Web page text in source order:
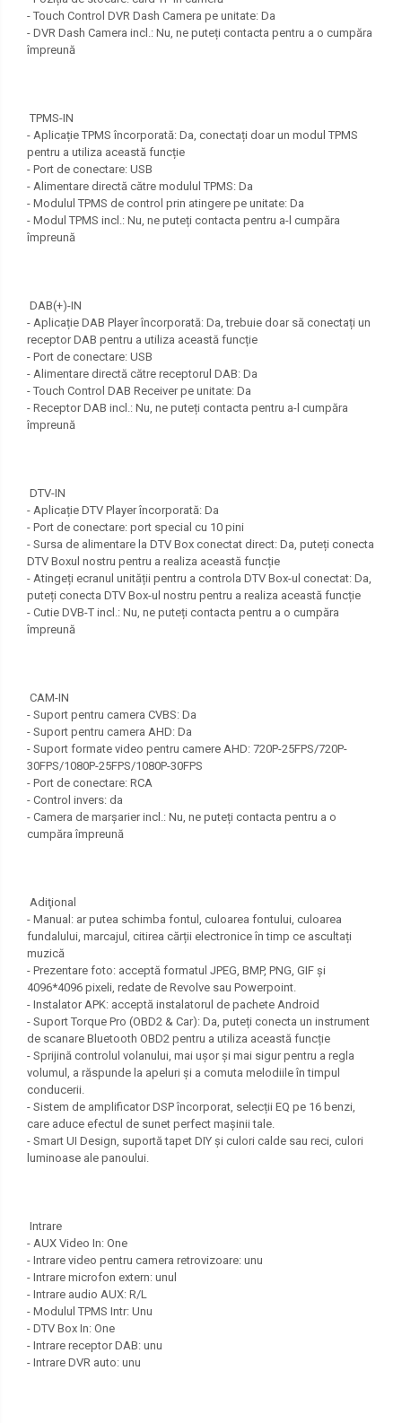
- Touch Control DVR Dash Camera pe unitate: Da
- DVR Dash Camera incl.: Nu, ne puteți contacta pentru a o cumpăra
împreună
TPMS-IN
- Aplicație TPMS încorporată: Da, conectați doar un modul TPMS
pentru a utiliza această funcție
- Port de conectare: USB
- Alimentare directă către modulul TPMS: Da
- Modulul TPMS de control prin atingere pe unitate: Da
- Modul TPMS incl.: Nu, ne puteți contacta pentru a-l cumpăra
împreună
DAB(+)-IN
- Aplicație DAB Player încorporată: Da, trebuie doar să conectați un
receptor DAB pentru a utiliza această funcție
- Port de conectare: USB
- Alimentare directă către receptorul DAB: Da
- Touch Control DAB Receiver pe unitate: Da
- Receptor DAB incl.: Nu, ne puteți contacta pentru a-l cumpăra
împreună
DTV-IN
- Aplicație DTV Player încorporată: Da
- Port de conectare: port special cu 10 pini
- Sursa de alimentare la DTV Box conectat direct: Da, puteți conecta
DTV Boxul nostru pentru a realiza această funcție
- Atingeți ecranul unității pentru a controla DTV Box-ul conectat: Da,
puteți conecta DTV Box-ul nostru pentru a realiza această funcție
- Cutie DVB-T incl.: Nu, ne puteți contacta pentru a o cumpăra
împreună
CAM-IN
- Suport pentru camera CVBS: Da
- Suport pentru camera AHD: Da
- Suport formate video pentru camere AHD: 720P-25FPS/720P-
30FPS/1080P-25FPS/1080P-30FPS
- Port de conectare: RCA
- Control invers: da
- Camera de marșarier incl.: Nu, ne puteți contacta pentru a o
cumpăra împreună
Adiţional
- Manual: ar putea schimba fontul, culoarea fontului, culoarea
fundalului, marcajul, citirea cărții electronice în timp ce ascultați
muzică
- Prezentare foto: acceptă formatul JPEG, BMP, PNG, GIF și
4096*4096 pixeli, redate de Revolve sau Powerpoint.
- Instalator APK: acceptă instalatorul de pachete Android
- Suport Torque Pro (OBD2 & Car): Da, puteți conecta un instrument
de scanare Bluetooth OBD2 pentru a utiliza această funcție
- Sprijină controlul volanului, mai ușor și mai sigur pentru a regla
volumul, a răspunde la apeluri și a comuta melodiile în timpul
conducerii.
- Sistem de amplificator DSP încorporat, selecții EQ pe 16 benzi,
care aduce efectul de sunet perfect mașinii tale.
- Smart UI Design, suportă tapet DIY și culori calde sau reci, culori
luminoase ale panoului.
Intrare
- AUX Video In: One
- Intrare video pentru camera retrovizoare: unu
- Intrare microfon extern: unul
- Intrare audio AUX: R/L
- Modulul TPMS Intr: Unu
- DTV Box In: One
- Intrare receptor DAB: unu
- Intrare DVR auto: unu